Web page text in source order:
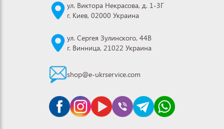
ул. Виктора Некрасова, д. 1-3Г
г. Киев, 02000 Украина
ул. Сергея Зулинского, 44В
г. Винница, 21022 Украина
shop@e-ukrservice.com